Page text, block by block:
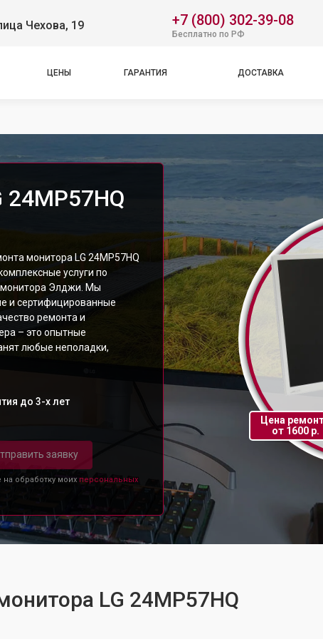
Чехова, 19 +7 (800) 302-39-08
Бесплатно по РФ
ЦЕНЫ ГАРАНТИЯ ДОСТАВКА
монитора LG 24MP57HQ
услуги по
монитора Элджи. Мы
и сертифицированные
ремонта и
– это опытные
любые неполадки,
до 3-х лет
заявку
обработку моих персональных
Цена
от 1600 р.
LG 24MP57HQ